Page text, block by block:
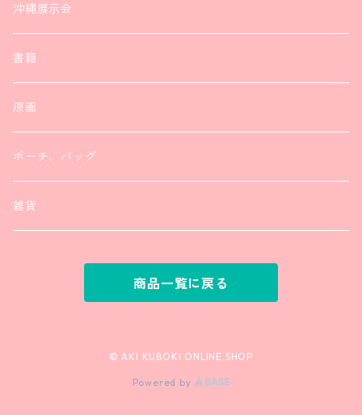
ブローチ
ヘアアクセサリー
リング
ヘアアクセサリー
ピアス
リング
ヘアアクセサリー
沖縄展示会
書籍
原画
ポーチ、バッグ
雑貨
商品一覧に戻る
© AKI KUBOKI ONLINE SHOP
Powered by